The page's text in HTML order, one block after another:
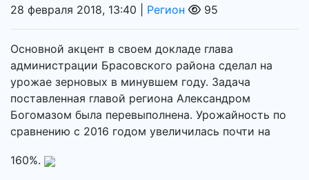
28 февраля 2018, 13:40 | Регион 95
Основной акцент в своем докладе глава
администрации Брасовского района сделал на
урожае зерновых в минувшем году. Задача
поставленная главой региона Александром
Богомазом была перевыполнена. Урожайность по
сравнению с 2016 годом увеличилась почти на
160%.